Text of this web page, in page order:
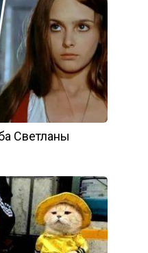
Светланы